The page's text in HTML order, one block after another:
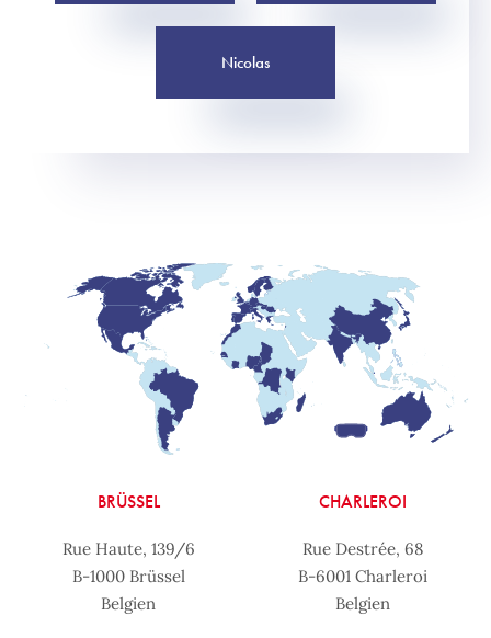
Nicolas
BRÜSSEL
Rue Haute, 139/6
B-1000 Brüssel
Belgien
CHARLEROI
Rue Destrée, 68
B-6001 Charleroi
Belgien